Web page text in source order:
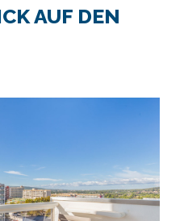
AUF DEN